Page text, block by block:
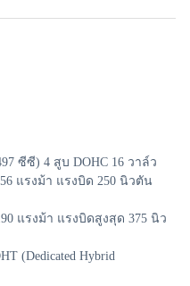
ซีซี) 4 สูบ DOHC 16 วาล์ว
แรงม้า แรงบิด 250 นิวตัน
แรงม้า แรงบิดสูงสุด 375 นิว
(Dedicated Hybrid